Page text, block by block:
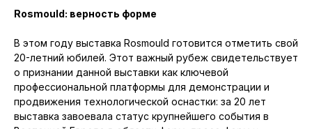
Rosmould: верность форме
В этом году выставка Rosmould готовится отметить свой
20-летний юбилей. Этот важный рубеж свидетельствует
о признании данной выставки как ключевой
профессиональной платформы для демонстрации и
продвижения технологической оснастки: за 20 лет
выставка завоевала статус крупнейшего события в